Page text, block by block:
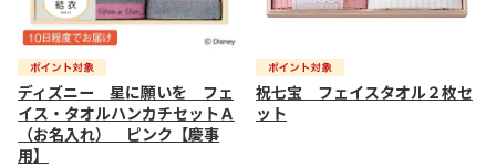
ディズニー 星に願いを フェ
イス・タオルハンカチセットＡ
（お名入れ） ピンク【慶事
用】
祝七宝 フェイスタオル２枚セ
ット